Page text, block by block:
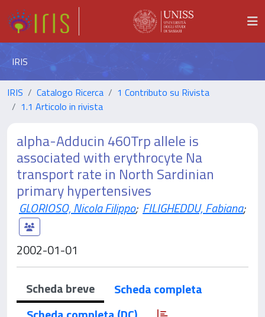
IRIS
IRIS Catalogo Ricerca
1 Contributo su Rivista
1.1 Articolo in rivista
alpha-Adducin 460Trp allele is
associated with erythrocyte Na
transport rate in North Sardinian
primary hypertensives
GLORIOSO, Nicola Filippo; FILIGHEDDU, Fabiana;
2002-01-01
Scheda breve
Scheda completa